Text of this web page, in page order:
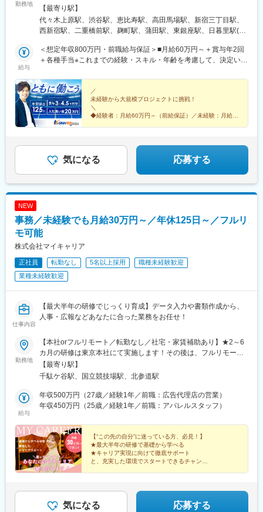
二子玉川駅、四ツ谷駅、あざみ野駅、湘南台駅、天王洲アイル
駅、日吉駅(神奈川県)、溝の口駅、長津田駅、登戸駅、戸塚駅、海
老名駅(相模線)、大和駅(神奈川県)、菊名駅、大船駅、橋本駅(神奈
川県)、上大岡駅、中央林間駅、川崎駅、稲毛駅、千葉駅、新松戸
駅、浦安駅(千葉県)、北習志野駅、京成船橋駅、新浦安駅、新鎌ケ
谷駅、市川駅、舞浜駅、南流山駅、本八幡駅(都営線)、船橋駅、西
県)、栄駅(愛知県)、東梅田駅、阿倍野駅(阪堺線)、鶴橋駅、京橋駅
(大阪府)、南方駅(大阪府)、上小田井駅、上飯田駅、鶴舞駅、藤が
丘駅(愛知県)、金山駅(愛知県)、流山おおたかの森駅、藤沢駅、富
田駅(大阪府)、上牧駅(大阪府)、高槻駅、高槻市駅、天王寺駅、新
今宮駅、本町駅、江坂駅、弁天町駅、西九条駅、千里中央駅(北大
橋駅、刈谷駅、星ケ丘駅(愛知県)、高蔵寺駅、ＪＲ難波駅、中百舌
鳥駅、大曽根駅、赤池駅(愛知県)、大阪駅、新大阪駅、北新地駅、
大阪阿部野橋駅、近鉄名古屋駅、名鉄名古屋駅、博多駅、天神
駅、福岡空港駅(鉄道)、姪浜駅、西新駅、天神南駅、大橋駅(福岡
県)、中洲川端駅、千早駅、三ノ宮駅、尼崎駅(東海道本線)、神戸
王寺駅、近鉄奈良駅、学園前駅(奈良県)、大和西大寺駅、生駒駅、
和歌山駅、和歌山市駅、京都駅、京阪山科駅、烏丸駅、草津駅(滋
賀県)、南草津駅、京阪石山駅、瀬田駅(滋賀県)、竹田駅(京都府)、
大通駅、札幌駅、仙台駅、岡山駅、下関駅、松江駅、鳥取駅、広
島駅、福山駅、横川駅、新白島駅、西条駅(広島県)、西高屋駅、東
広島駅、八本松駅、北参道駅、浜松町駅、西日暮里駅(舎人ライナ
ー)、大崎広小路駅、祐天寺駅、江古田駅、二子新地駅、阿倍野駅
里中央駅(大阪モノレール)、百舌鳥八幡駅、玉造駅、宮之阪駅、新
豊橋駅、なんば駅(地下鉄)、なかもず駅、森下駅(愛知県)、国際セ
駅、三宮駅(神戸新交通)、ハーバーランド駅、山陽姫路駅、西代
駅、山陽明石駅、新王寺駅、鳥居前駅、田中口駅、山科駅、四条
駅(京都市営)、石山駅、くいな橋駅、西４丁目駅、さっぽろ駅、仙
台駅(地下鉄)、岡山駅前駅、横川駅(広島県)、白島駅(広島高速交通
駅、天王寺駅前駅、動物園前駅、駅前駅、平安通駅、呉服町駅(福
岡県)、香椎宮前駅、三宮駅(神戸市営)、高速神戸駅、西新町駅、
１２条駅、あおば通駅、西川緑道公園駅、猿猴橋町駅、横川一丁
目駅、城北駅
勤務地
希望勤務地・通勤時間を考慮いたします！★直行直帰OK★U・Iタ
ーン歓迎！住宅手当あり★転居を伴う転勤はありません北海道東
北／青森県・岩手県・宮城県・秋田県・山形県・福島県関東／東
山、石川、福井、新潟県、長野県、山梨県関西／大阪、京都、滋
賀、兵庫、奈良、和歌山東海／愛知、静岡、三重、岐阜中国・四
州／福岡、佐賀、長崎、熊本、大分、宮崎、鹿児島、沖縄＼広島
にてビッグプロジェクト始動！／裁量のあるポジションをお任せ
◎より高待遇をご用意しております。ご希望の方は面接にてお気
軽にご質問ください。
【最寄り駅】
代々木上原駅、渋谷駅、恵比寿駅、高田馬場駅、新宿三丁目駅、
西新宿駅、二重橋前駅、麹町駅、蒲田駅、東銀座駅、日暮里駅(舎
河駅、有楽町駅、豊洲駅、南砂町駅、三田駅(東京都)、森下駅(東
京都)、高輪台駅、新木場駅、北千住駅、大崎駅、国分寺駅、東京
駅(東京都)、白金高輪駅、高輪ゲートウェイ駅、神谷町駅、外苑前
駅、国立駅、南新宿駅、初台駅、千駄ケ谷駅、曙橋駅、国立競技
場駅、四谷三丁目駅、西荻窪駅、富士見ケ丘駅、荻窪駅、神保町
駅、淡路町駅、市ケ谷駅、九段下駅、上野御徒町駅、昭和島駅、
池上駅、糀谷駅、八丁堀駅(東京都)、日本橋駅(東京都)、築地市場
新中野駅、京王八王子駅、武蔵五日市駅、西台駅、本蓮沼駅、大
森海岸駅、青物横丁駅、武蔵境駅、三鷹駅、吉祥寺駅、湯島駅、
飯田橋駅、鬼子母神前駅、向原駅(東京都)、池袋駅、志茂駅、両国
駅、新八柱駅、大宮駅(埼玉県)、南浦和駅、さいたま新都心駅、北
浦和駅、浦和駅、和光市駅、西川口駅、東川口駅、朝霞駅、新越
谷駅、川越駅、蕨駅、志木駅、所沢駅、草加駅、大阪難波駅、淀
屋橋駅、渡辺橋駅、沢ノ町駅、我孫子町駅、平林駅(大阪府)、中ふ
頭駅、西大橋駅、肥後橋駅、阿波座駅、北浜駅(大阪府)、なんば駅
(南海線)、天満橋駅、長堀橋駅、谷町六丁目駅、大阪ビジネスパー
ク駅、心斎橋駅、松屋町駅、堺筋本町駅、門真南駅、矢田駅(大阪
にわ橋駅、天満駅、中津駅(地下鉄)、中崎町駅、扇町駅(大阪府)、
西梅田駅、大阪梅田駅(阪神線)、矢場町駅、瑞穂区役所駅、日比野
駅、目黒駅、秋葉原駅、新橋駅、東京駅、町田駅、綾瀬駅、大手
町駅(東京都)、中野駅(東京都)、大門駅(東京都)、西日暮里駅、五
反田駅、中目黒駅、泉岳寺駅、立川駅、小竹向原駅、二子玉川
駅、四ツ谷駅、あざみ野駅、湘南台駅、天王洲アイル駅、日吉駅
(神奈川県)、溝の口駅、長津田駅、登戸駅、戸塚駅、海老名駅(相
模線)、大和駅(神奈川県)、菊名駅、大船駅、橋本駅(神奈川県)、上
大岡駅、中央林間駅、川崎駅、千葉駅、新松戸駅、浦安駅(千葉
県)、北習志野駅、京成船橋駅、新浦安駅、新鎌ケ谷駅、市川駅、
駅、川口駅、南越谷駅、天下茶屋駅、伏見駅(愛知県)、栄駅(愛知
県)、東梅田駅、阿倍野駅(阪堺線)、今宮戎駅、鶴橋駅、京橋駅(大
阪府)、南方駅(大阪府)、上小田井駅、上飯田駅、鶴舞駅、藤が丘
駅(愛知県)、金山駅(愛知県)、流山おおたかの森駅、藤沢駅、富田
駅(大阪府)、上牧駅(大阪府)、高槻駅、高槻市駅、天王寺駅、新今
急行)、茨木駅、三国ケ丘駅(大阪府)、南森町駅、森ノ宮駅、枚方
市駅、豊橋駅、刈谷駅、星ケ丘駅(愛知県)、高蔵寺駅、ＪＲ難波
給与
＜想定年収800万円・前職給与保証＞■月給60万円～＋賞与年2回
＋各種手当※これまでの経験・スキル・年齢を考慮して、決定いた
年齢、経験、能力、適性を考慮して、支給額を決定します。ーー
ーーーーーーーーーーーーーーーーーーーーーーーーーーーーー
ーー■未経験者は月給35万円～＋賞与年2回＋各種手当 ※これま
での経験・スキル・年齢を考慮して、決定いたします※残業代は別
途全額支給します。＼勤務地特典！／入社祝い金として別途20万
／
未経験から大規模プロジェクトに挑戦！
＼
◆経験者：月給60万円～（前給保証）／未経験：月給
気になる 応募する
NEW
事務／未経験でも月給30万円～／年休125日～／フルリ
モ可能
株式会社マイキャリア
正社員 転勤なし 5名以上採用
職種未経験歓迎
業種未経験歓迎
仕事内容
【最大半年の研修でじっくり育成】データ入力や書類作成から、
人事・広報などあなたに合った業務をお任せ！
勤務地
【本社orフルリモート／転勤なし／社宅・家賃補助あり】★2～6
カ月の研修は東京本社にて実施します！その後は、フルリモート
の相談も可能です◎本社：東京都渋谷区千駄ヶ谷1-11-14 ビジデ
ンス千駄ヶ谷603＜ アクセス ＞・JR中央本線「千駄ケ谷駅」より
京メトロ副都心線「北参道駅」より徒歩7分・JR山手線「原宿
駅」より徒歩9分※受動喫煙対策：屋内喫煙可能場所あり
【最寄り駅】
千駄ケ谷駅、国立競技場駅、北参道駅
給与
年収500万円（27歳／経験1年／前職：広告代理店の営業）
年収450万円（25歳／経験1年／前職：アパレルスタッフ）
【“この先の自分”に迷っている方、必見！】
★最大半年の研修で基礎から学べる
★キャリア実現に向けて徹底サポート
と、充実した環境でスタートできるチャンス♪
★フルリモート可
★社宅・家賃補助あり
気になる 応募する